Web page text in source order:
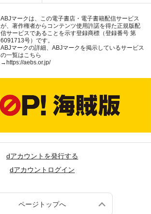
ABJマークは、この電子書店・電子書籍配信サービス
が、著作権者からコンテンツ使用許諾を得た正規版配
信サービスであることを示す登録商標（登録番号 第
6091713号）です。
ABJマークの詳細、ABJマークを掲示しているサービス
の一覧はこちら
→ https://aebs.or.jp/
dアカウントを発行する
dアカウントログイン
ページトップへ